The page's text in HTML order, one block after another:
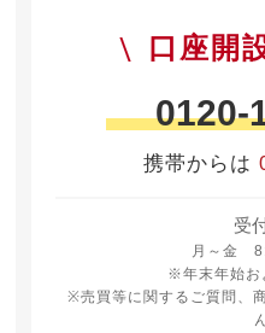
口座開
0120-
携帯からは
受
月～金
月曜日から金
※年末年始お
※売買等に関するご質問、